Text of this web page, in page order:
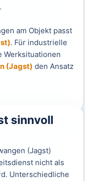
am Objekt passt
. Für industrielle
Werksituationen
(Jagst) den Ansatz
sinnvoll
(Jagst)
nicht als
Unterschiedliche